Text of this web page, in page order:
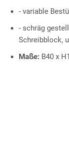
- variable
- schräg
Schreibblock,
Maße: B40 x